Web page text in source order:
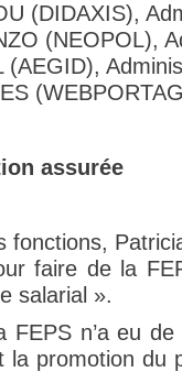
(DIDAXIS),
(NEOPOL),
(AEGID),
assurée
fonctions,
faire de la
salarial ».
FEPS n’a eu
la promotion du